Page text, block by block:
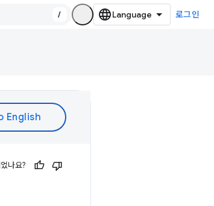
/ 로그인
나요?